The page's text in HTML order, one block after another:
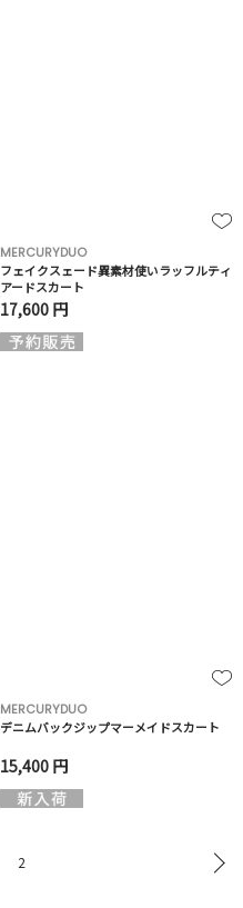
MERCURYDUO
フェイクスェード異素材使いラッフルティ
アードスカート
17,600 円
MERCURYDUO
デニムバックジップマーメイドスカート
15,400 円
2